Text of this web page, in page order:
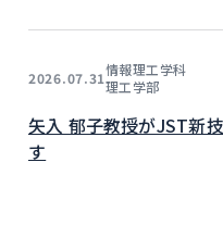
2026.07.31情報理工学科
理工学部
矢入 郁子教授がJST新
す